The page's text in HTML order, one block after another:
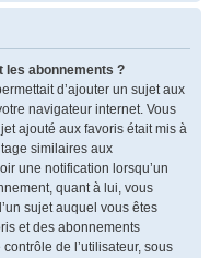
les abonnements ?
d’ajouter un sujet aux
navigateur internet. Vous
ajouté aux favoris était mis à
similaires aux
une notification lorsqu’un
quant à lui, vous
sujet auquel vous êtes
et des abonnements
de l’utilisateur, sous